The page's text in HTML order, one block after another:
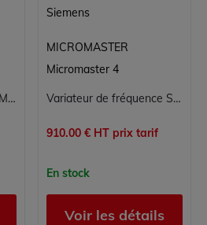
6SE6400-0EN00-0AA0 Micromaster Siemens
Siemens
MICROMASTER
Micromaster 4
Variateur de fréquence Siemens Micromaster 420 6SE6420-2UD23-0BA1 3 kW 380-480V triphasé
910.00 € HT prix tarif
En stock
Voir les détails